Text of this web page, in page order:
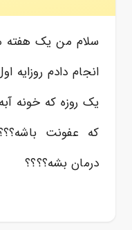
سلام من یک هفته
انجام دادم
یک روزه که خونه
که عفونت
درمان بشه؟؟؟؟